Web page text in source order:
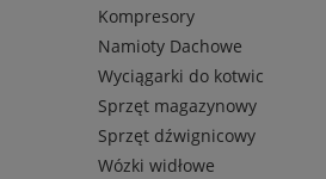
Kompresory
Namioty Dachowe
Wyciągarki do kotwic
Sprzęt magazynowy
Sprzęt dźwignicowy
Wózki widłowe